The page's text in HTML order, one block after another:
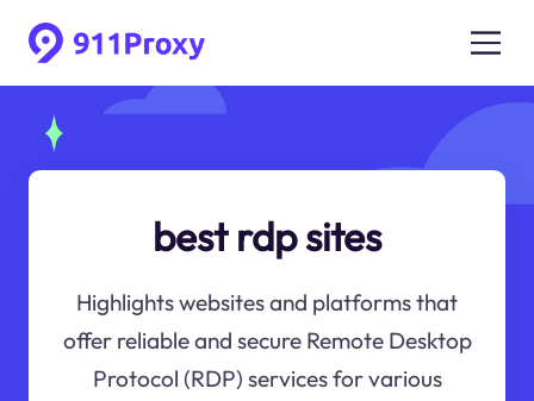
best rdp sites
Highlights websites and platforms that
offer reliable and secure Remote Desktop
Protocol (RDP) services for various